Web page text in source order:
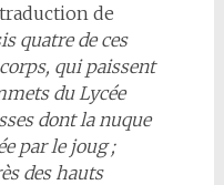
de
quatre de ces
qui paissent
du Lycée
dont la nuque
par le joug ;
des hauts